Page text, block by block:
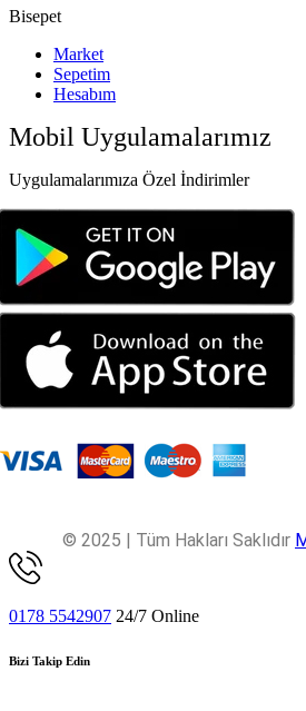
Bisepet
Market
Sepetim
Hesabım
Mobil Uygulamalarımız
Uygulamalarımıza Özel İndirimler
© 2025 | Tüm Hakları Saklıdır
0178 5542907 24/7 Online
Bizi Takip Edin